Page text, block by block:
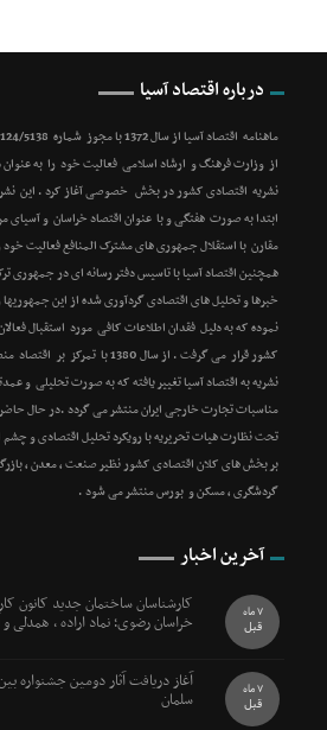
درباره اقتصاد آسیا
ماهنامه اقتصاد آسیا از سال 1372 با مجوز شماره 124/5138
از وزارت فرهنگ و ارشاد اسلامی فعالیت خود را به
نشریه اقتصادی کشور در بخش خصوصی آغاز کرد . این
ابتدا به صورت هفتگی و با عنوان اقتصاد خراسان و آسیای
مقارن با استقلال جمهوری های مشترک المنافع فعالیت خود
همچنین اقتصاد آسیا با تاسیس دفتر رسانه ای در جمهوری
خبرها و تحلیل های اقتصادی گردآوری شده از این جمهوریها
نموده که به دلیل فقدان اطلاعات کافی مورد استقبال
کشور قرار می گرفت . از سال 1380 با تمرکز بر اقتصاد منطقه نام این
نشریه به اقتصاد آسیا تغییر یافته که به صورت تحلیلی و
مناسبات تجارت خارجی ایران منتشر می گردد .در حال حاضر
تحت نظارت هیات تحریریه با رویکرد تحلیل اقتصادی و چشم
بر بخش های کلان اقتصادی کشور نظیر صنعت ، معدن ،
گردشگری ، مسکن و بورس منتشر می شود .
آخرین اخبار
کارشناسان ساختمان جدید کانون
خراسان رضوی؛ نماد اراده ، همدلی 7 ماه
قبل
آغاز دریافت آثار دومین جشنواره
سلمان 7 ماه
قبل